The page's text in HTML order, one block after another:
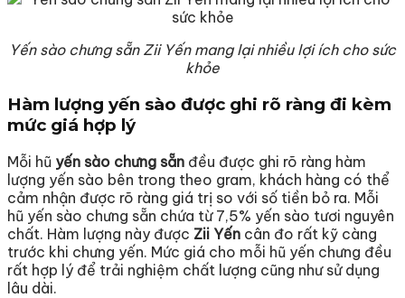
Yến sào chưng sẵn Zii Yến mang lại nhiều lợi ích cho sức
khỏe
Hàm lượng yến sào được ghi rõ ràng đi kèm
mức giá hợp lý
Mỗi hũ yến sào chưng sẵn đều được ghi rõ ràng hàm
lượng yến sào bên trong theo gram, khách hàng có thể
cảm nhận được rõ ràng giá trị so với số tiền bỏ ra. Mỗi
hũ yến sào chưng sẵn chứa từ 7,5% yến sào tươi nguyên
chất. Hàm lượng này được Zii Yến cân đo rất kỹ càng
trước khi chưng yến. Mức giá cho mỗi hũ yến chưng đều
rất hợp lý để trải nghiệm chất lượng cũng như sử dụng
lâu dài.